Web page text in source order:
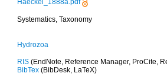
Haeckel_1888a.pdf
Systematics, Taxonomy
Hydrozoa
RIS(EndNote, Reference Manager, ProCite,
BibTex(BibDesk, LaTeX)